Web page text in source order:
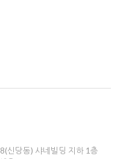
신당동) 샤네빌딩 지하 1층